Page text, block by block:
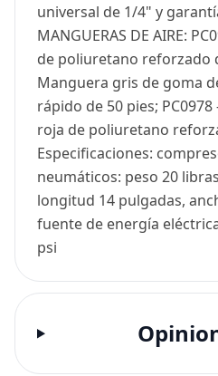
universal de 1/4" y
MANGUERAS DE AIRE:
de poliuretano reforzado
Manguera gris de goma
rápido de 50 pies;
roja de poliuretano
Especificaciones:
neumáticos: peso 20
longitud 14 pulgadas,
fuente de energía
psi